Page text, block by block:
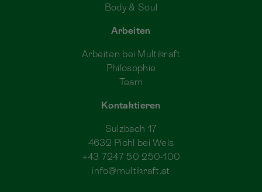
Body & Soul
Arbeiten
Arbeiten bei Multikraft
Philosophie
Team
Kontaktieren
Sulzbach 17
4632 Pichl bei Wels
+43 7247 50 250-100
info@multikraft.at